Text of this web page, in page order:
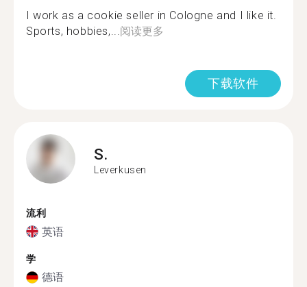
I work as a cookie seller in Cologne and I like it.
Sports, hobbies,...阅读更多
下载软件
S.
Leverkusen
流利
英语
学
德语